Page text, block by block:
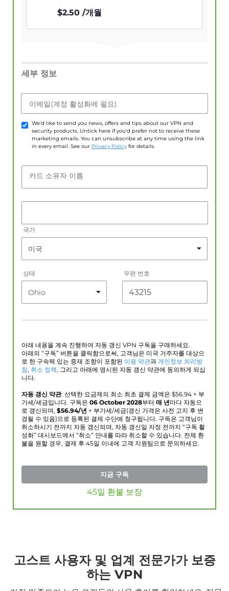
$2.50 /개월
세부 정보
이메일(계정 활성화에 필요)
We'd like to send you news, offers and tips about our VPN and
security products. Untick here if you'd prefer not to receive these
marketing emails. You can unsubscribe at any time using the link
in every email. See our Privacy Policy for details.
카드 소유자 이름
국가
상태 우편 번호
아래 내용을 계속 진행하여 자동 갱신 VPN 구독을 구매하세요.
아래의 “구독” 버튼을 클릭함으로써, 고객님은 미국 거주자를 대상으
로 한 구속력 있는 중재 조항이 포함된 이용 약관과 개인정보 처리방
침, 취소 정책, 그리고 아래에 명시된 자동 갱신 약관에 동의하게 되십
니다.
자동 갱신 약관: 선택한 요금제의 최소 최초 결제 금액은 $56.94 + 부
가세/세금입니다. 구독은 06 October 2028부터 매 년마다 자동으
로 갱신되며, $56.94/년 + 부가세/세금(갱신 가격은 사전 고지 후 변
경될 수 있음)으로 등록된 결제 수단에 청구됩니다. 구독은 고객님이
취소하시기 전까지 자동 갱신되며, 자동 갱신일 자정 전까지 “구독 활
성화” 대시보드에서 “취소” 안내를 따라 취소할 수 있습니다. 전체 환
불을 원할 경우, 결제 후 45일 이내에 고객 지원팀으로 문의하세요.
지금 구독
45일 환불 보장
고스트 사용자 및 업계 전문가가 보증
하는 VPN